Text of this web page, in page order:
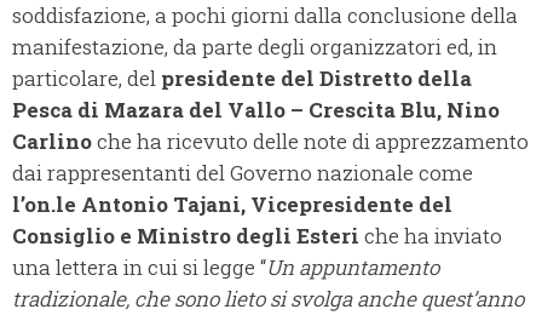
soddisfazione, a pochi giorni dalla conclusione della
manifestazione, da parte degli organizzatori ed, in
particolare, del presidente del Distretto della
Pesca di Mazara del Vallo – Crescita Blu, Nino
Carlinoche ha ricevuto delle note di apprezzamento
dai rappresentanti del Governo nazionale come
l’on.le Antonio Tajani, Vicepresidente del
Consiglio e Ministro degli Esteri che ha inviato
una lettera in cui si legge “Un appuntamento
tradizionale, che sono lieto si svolga anche quest’anno